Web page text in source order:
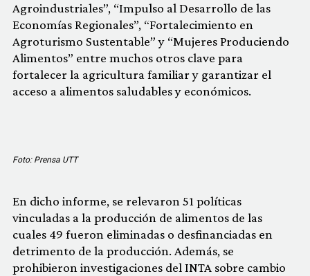
Agroindustriales”, “Impulso al Desarrollo de las
Economías Regionales”, “Fortalecimiento en
Agroturismo Sustentable” y “Mujeres Produciendo
Alimentos” entre muchos otros clave para
fortalecer la agricultura familiar y garantizar el
acceso a alimentos saludables y económicos.
Foto: Prensa UTT
En dicho informe, se relevaron 51 políticas
vinculadas a la producción de alimentos de las
cuales 49 fueron eliminadas o desfinanciadas en
detrimento de la producción. Además, se
prohibieron investigaciones del INTA sobre cambio